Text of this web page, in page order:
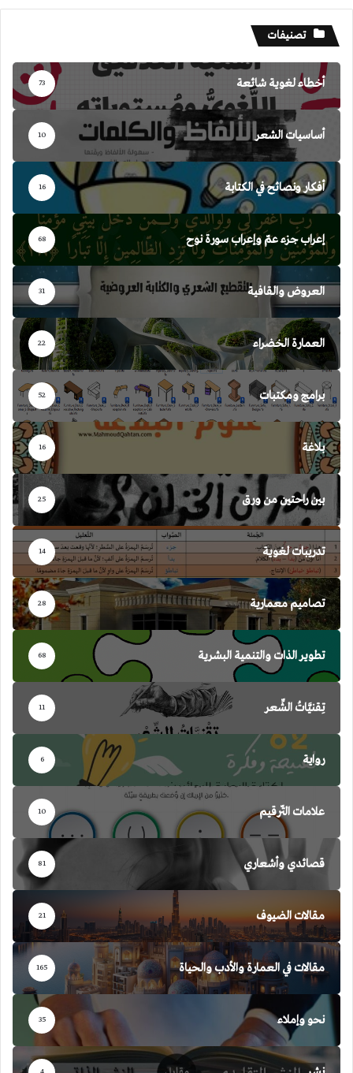
تصنيفات
أخطاء لغوية شائعة 73
أساسيات الشعر 10
أفكار ونصائح في الكتابة 16
إعراب جزء عمّ وإعراب سورة نوح 68
العروض والقافية 31
العمارة الخضراء 22
برامج ومكتبات 52
بلاغة 16
بين راحتين من ورق 25
تدريبات لغوية 14
تصاميم معمارية 28
تطوير الذات والتنمية البشرية 68
تِقنيَّاتُ الشِّعر 11
رواية 6
علامات التّرقيم 10
قصائدي وأشعاري 81
مقالات الضيوف 21
مقالات في العمارة والأدب والحياة 165
نحو وإملاء 35